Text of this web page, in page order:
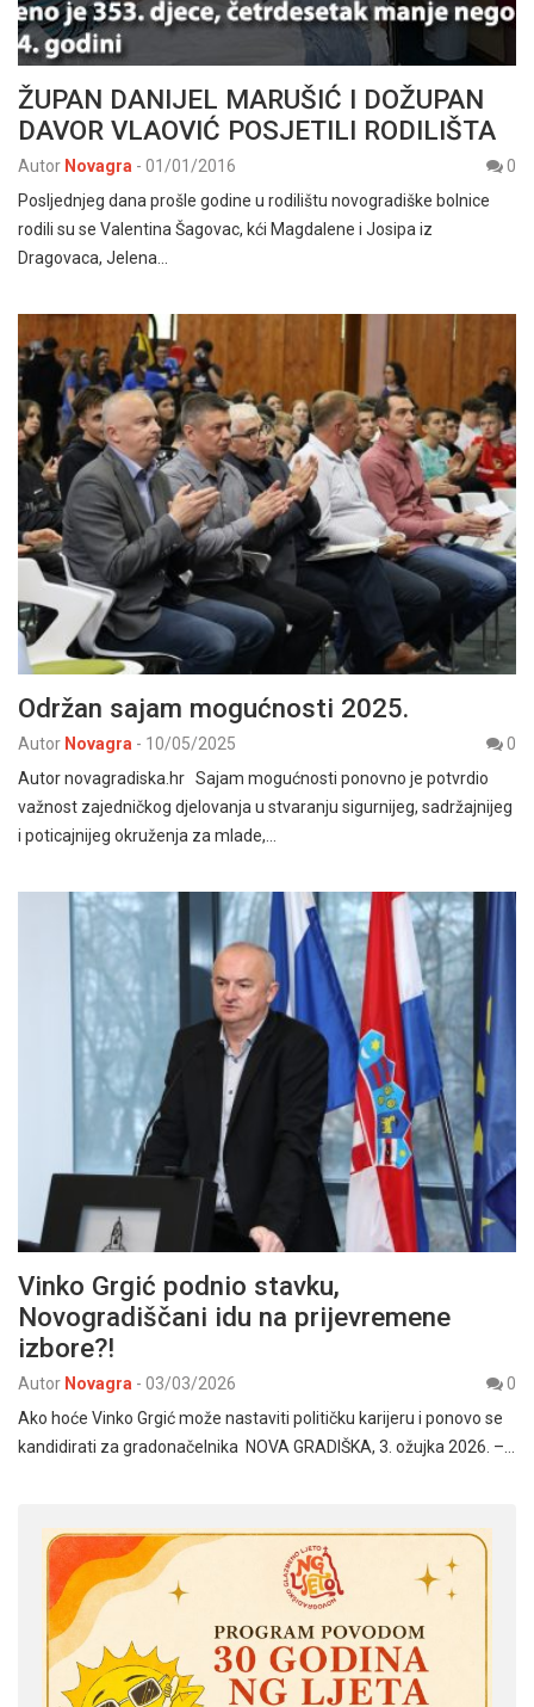
ŽUPAN DANIJEL MARUŠIĆ I DOŽUPAN
DAVOR VLAOVIĆ POSJETILI RODILIŠTA
Autor Novagra - 01/01/2016
0
Posljednjeg dana prošle godine u rodilištu novogradiške bolnice
rodili su se Valentina Šagovac, kći Magdalene i Josipa iz
Dragovaca, Jelena…
Održan sajam mogućnosti 2025.
Autor Novagra - 10/05/2025
0
Autor novagradiska.hr Sajam mogućnosti ponovno je potvrdio
važnost zajedničkog djelovanja u stvaranju sigurnijeg, sadržajnijeg
i poticajnijeg okruženja za mlade,…
Vinko Grgić podnio stavku,
Novogradiščani idu na prijevremene
izbore?!
Autor Novagra - 03/03/2026
0
Ako hoće Vinko Grgić može nastaviti političku karijeru i ponovo se
kandidirati za gradonačelnika NOVA GRADIŠKA, 3. ožujka 2026. –…